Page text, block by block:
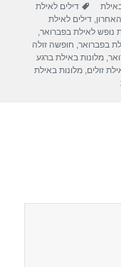
תגיות
דילים לאילת
,דילים לאילת
נופש לאילת בפברואר,
בפברואר, חופשה זולה
,מלונות באילת ברגע
זולים,מלונות באילת